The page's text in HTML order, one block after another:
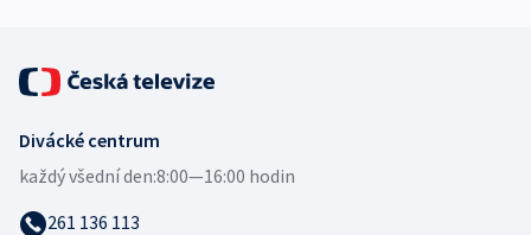
Divácké centrum
každý všední den:8:00—16:00 hodin
261 136 113